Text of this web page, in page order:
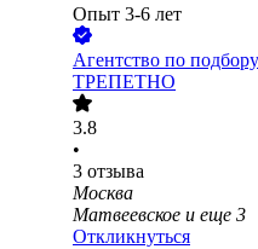
Опыт 3-6 лет
Агентство по
ТРЕПЕТНО
3.8
•
3 отзыва
Москва
Матвеевское и еще 3
Откликнуться